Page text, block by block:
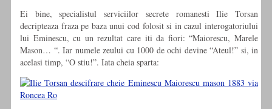
Ei bine, specialistul serviciilor secrete romanesti Ilie Torsan
decripteaza fraza pe baza unui cod folosit si in cazul interogatoriului
lui Eminescu, cu un rezultat care iti da fiori: “Maiorescu, Marele
Mason… “. Iar numele zeului cu 1000 de ochi devine “Ateul!” si, in
acelasi timp, “O stiu!”. Iata cheia sparta: